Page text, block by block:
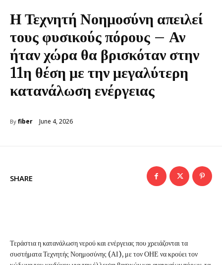
Η Τεχνητή Νοημοσύνη απειλεί
τους φυσικούς πόρους – Αν
ήταν χώρα θα βρισκόταν στην
11η θέση με την μεγαλύτερη
κατανάλωση ενέργειας
By fiber June 4, 2026
SHARE
Τεράστια η κατανάλωση νερού και ενέργειας που χρειάζονται τα
συστήματα Τεχνητής Νοημοσύνης (ΑΙ), με τον ΟΗΕ να κρούει τον